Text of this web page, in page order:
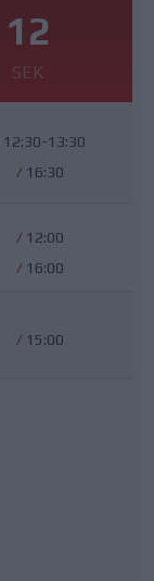
12
SEK
12:30-13:30
/ 16:30
/ 12:00
/ 16:00
/ 15:00